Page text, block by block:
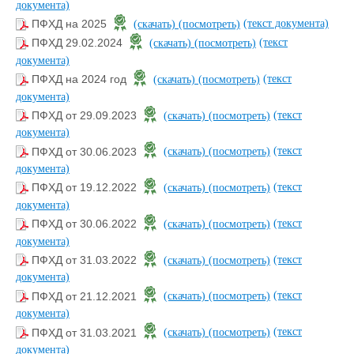
документа)
ПФХД на 2025 (скачать) (посмотреть) (текст документа)
ПФХД 29.02.2024 (скачать) (посмотреть) (текст
документа)
ПФХД на 2024 год (скачать) (посмотреть) (текст
документа)
ПФХД от 29.09.2023 (скачать) (посмотреть) (текст
документа)
ПФХД от 30.06.2023 (скачать) (посмотреть) (текст
документа)
ПФХД от 19.12.2022 (скачать) (посмотреть) (текст
документа)
ПФХД от 30.06.2022 (скачать) (посмотреть) (текст
документа)
ПФХД от 31.03.2022 (скачать) (посмотреть) (текст
документа)
ПФХД от 21.12.2021 (скачать) (посмотреть) (текст
документа)
ПФХД от 31.03.2021 (скачать) (посмотреть) (текст
документа)